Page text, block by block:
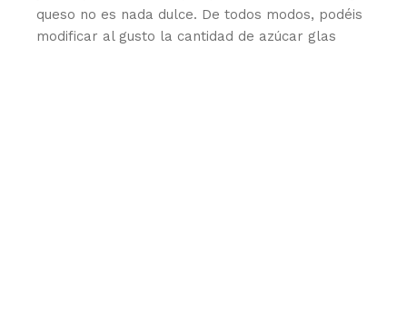
queso no es nada dulce. De todos modos, podéis
modificar al gusto la cantidad de azúcar glas